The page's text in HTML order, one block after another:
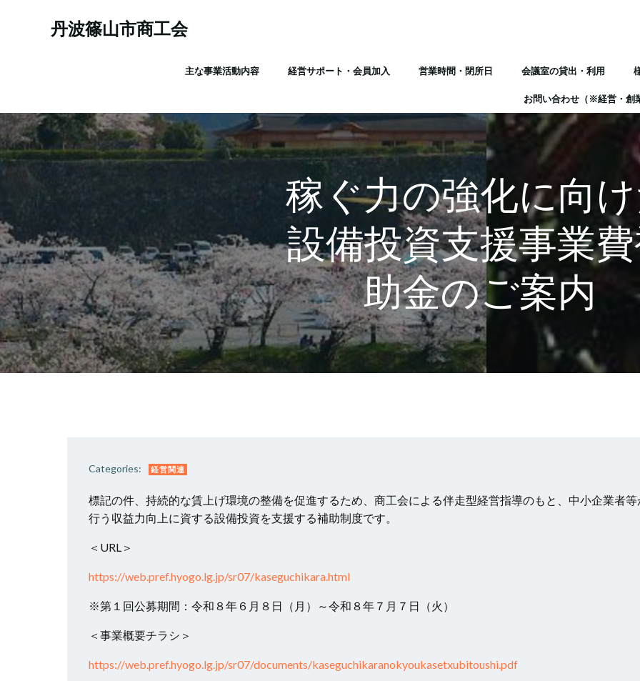
ス
キ
ッ
プ
丹波篠山市商工会
主な事業活動内容 経営サポート・会員加入 営業時間・閉所日 会議室の貸出・利用
お問い合わせ（※経営・創
稼ぐ力の強化に向
設備投資支援事業
助金のご案内
Categories: 経営関連
標記の件、持続的な賃上げ環境の整備を促進するため、商工会による伴走型経営指導のもと、中小企業者等
行う収益力向上に資する設備投資を支援する補助制度です。
＜URL＞
https://web.pref.hyogo.lg.jp/sr07/kaseguchikara.html
※第１回公募期間：令和８年６月８日（月）～令和８年７月７日（火）
＜事業概要チラシ＞
https://web.pref.hyogo.lg.jp/sr07/documents/kaseguchikaranokyoukasetxubitoushi.pdf